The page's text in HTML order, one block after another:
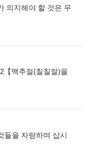
의지해야 할 것은 무
【맥추절(칠칠절)을
들을 자랑하며 삽시